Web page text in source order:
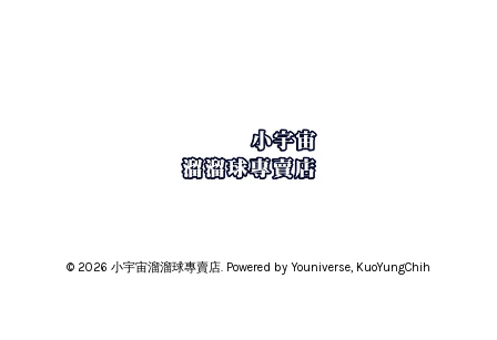
© 2026 小宇宙溜溜球專賣店. Powered by Youniverse, KuoYungChih